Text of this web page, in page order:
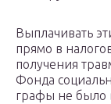
Выплачивать
прямо в
получения
Фонда
графы не было